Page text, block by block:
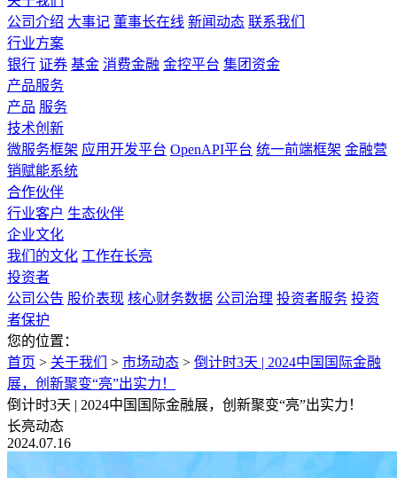
公司介绍 大事记 董事长在线 新闻动态 联系我们
行业方案
银行 证券 基金 消费金融 金控平台 集团资金
产品服务
产品 服务
技术创新
微服务框架 应用开发平台 OpenAPI平台 统一前端框架 金融营
销赋能系统
合作伙伴
行业客户 生态伙伴
企业文化
我们的文化 工作在长亮
投资者
公司公告 股价表现 核心财务数据 公司治理 投资者服务 投资
者保护
您的位置：
首页 > 关于我们 > 市场动态 > 倒计时3天 | 2024中国国际金融
展，创新聚变“亮”出实力！
倒计时3天 | 2024中国国际金融展，创新聚变“亮”出实力！
长亮动态
2024.07.16